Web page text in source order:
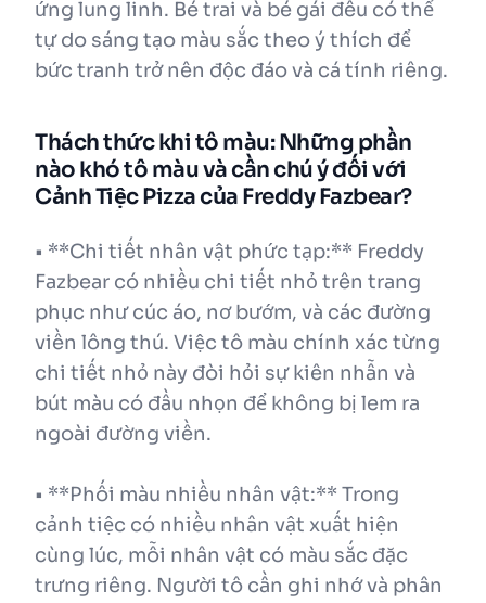
ứng lung linh. Bé trai và bé gái đều có thể
tự do sáng tạo màu sắc theo ý thích để
bức tranh trở nên độc đáo và cá tính riêng.
Thách thức khi tô màu: Những phần
nào khó tô màu và cần chú ý đối với
Cảnh Tiệc Pizza của Freddy Fazbear?
• **Chi tiết nhân vật phức tạp:** Freddy
Fazbear có nhiều chi tiết nhỏ trên trang
phục như cúc áo, nơ bướm, và các đường
viền lông thú. Việc tô màu chính xác từng
chi tiết nhỏ này đòi hỏi sự kiên nhẫn và
bút màu có đầu nhọn để không bị lem ra
ngoài đường viền.
• **Phối màu nhiều nhân vật:** Trong
cảnh tiệc có nhiều nhân vật xuất hiện
cùng lúc, mỗi nhân vật có màu sắc đặc
trưng riêng. Người tô cần ghi nhớ và phân